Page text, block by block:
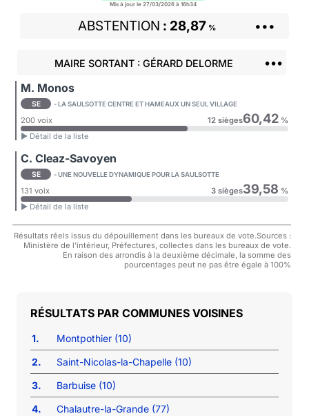
Mis à jour le 27/03/2026 à 16h34
ABSTENTION 28,87 % •••
MAIRE SORTANT : GÉRARD DELORME •••
M. Monos
SE - LA SAULSOTTE CENTRE ET HAMEAUX UN SEUL VILLAGE
200 voix 12 sièges60,42%
► Détail de la liste
C. Cleaz-Savoyen
SE - UNE NOUVELLE DYNAMIQUE POUR LA SAULSOTTE
131 voix 3 sièges39,58 %
► Détail de la liste
Résultats réels issus du dépouillement dans les bureaux de vote.Sources :
Ministère de l'intérieur, Préfectures, collectes dans les bureaux de vote.
En raison des arrondis à la deuxième décimale, la somme des
pourcentages peut ne pas être égale à 100%
COMMUNES VOISINES
1.
Montpothier (10)
2.
Saint-Nicolas-la-Chapelle (10)
3.
Barbuise (10)
4.
Chalautre-la-Grande (77)